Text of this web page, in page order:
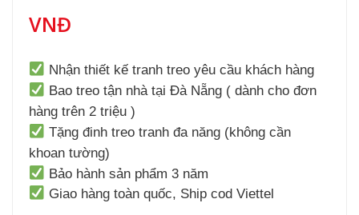
VNĐ
Nhận thiết kế tranh treo yêu cầu khách hàng
Bao treo tận nhà tại Đà Nẵng ( dành cho đơn
hàng trên 2 triệu )
Tặng đinh treo tranh đa năng (không cần
khoan tường)
Bảo hành sản phẩm 3 năm
Giao hàng toàn quốc, Ship cod Viettel